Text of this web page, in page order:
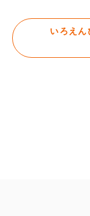
いろえん